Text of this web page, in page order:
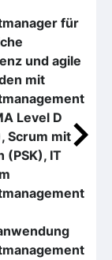
für
und agile
mit
Level D
Scrum mit
(PSK), IT